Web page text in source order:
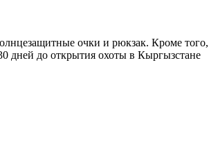
очки и рюкзак. Кроме того,
дней до открытия охоты в Кыргызстане